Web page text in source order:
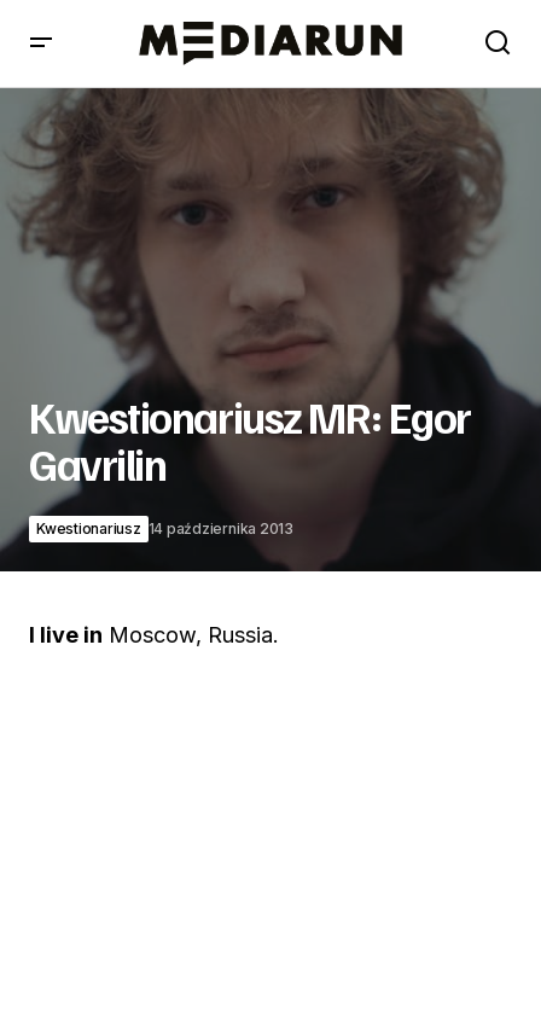
Kwestionariusz MR: Egor Gavrilin
Kwestionariusz MR: Egor
Gavrilin
Kwestionariusz 14 października 2013
I live in Moscow, Russia.